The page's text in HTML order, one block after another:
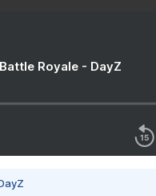
Royale - DayZ